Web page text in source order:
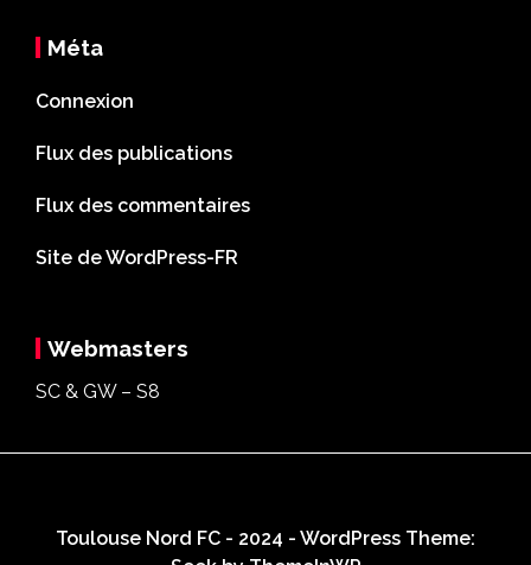
Méta
Connexion
Flux des publications
Flux des commentaires
Site de WordPress-FR
Webmasters
SC & GW – S8
Toulouse Nord FC - 2024 - WordPress Theme: